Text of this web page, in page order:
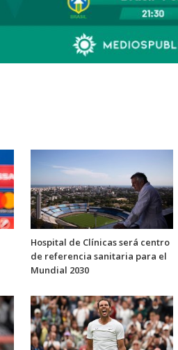
Hospital de Clínicas será centro
de referencia sanitaria para el
Mundial 2030